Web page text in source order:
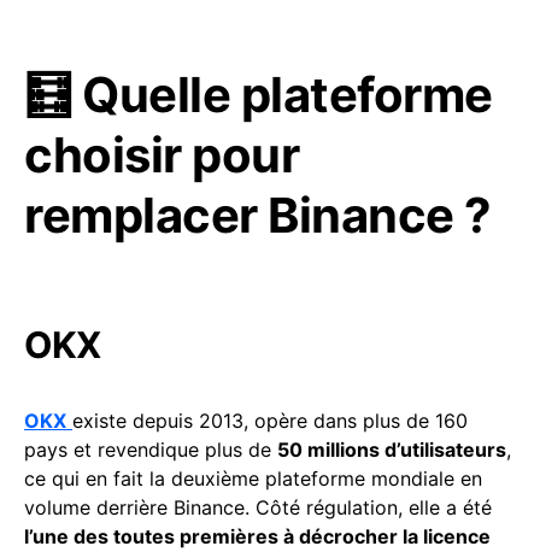
🧮 Quelle plateforme
choisir pour
remplacer Binance ?
OKX
OKX existe depuis 2013, opère dans plus de 160
pays et revendique plus de 50 millions d’utilisateurs,
ce qui en fait la deuxième plateforme mondiale en
volume derrière Binance. Côté régulation, elle a été
l’une des toutes premières à décrocher la licence